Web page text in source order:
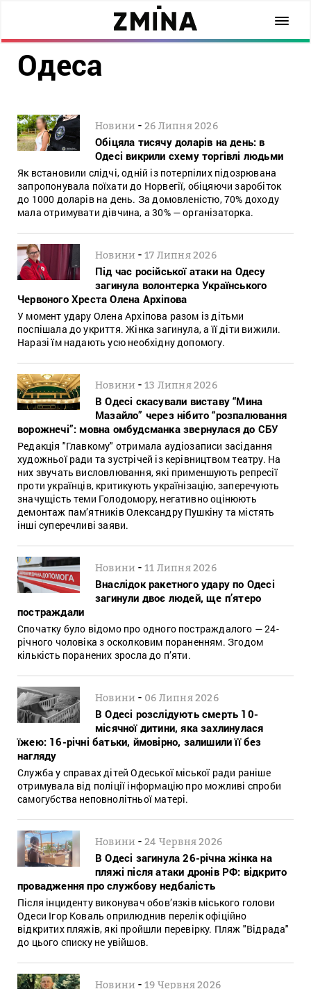
Одеса
Новини -26 Липня 2026
Обіцяла тисячу доларів на день: в
Одесі викрили схему торгівлі людьми
Як встановили слідчі, одній із потерпілих підозрювана
запропонувала поїхати до Норвегії, обіцяючи заробіток
до 1000 доларів на день. За домовленістю, 70% доходу
мала отримувати дівчина, а 30% — організаторка.
Новини -17 Липня 2026
Під час російської атаки на Одесу
загинула волонтерка Українського
Червоного Хреста Олена Архіпова
У момент удару Олена Архіпова разом із дітьми
поспішала до укриття. Жінка загинула, а її діти вижили.
Наразі їм надають усю необхідну допомогу.
Новини -13 Липня 2026
В Одесі скасували виставу “Мина
Мазайло” через нібито “розпалювання
ворожнечі”: мовна омбудсманка звернулася до СБУ
Редакція "Главкому" отримала аудіозаписи засідання
художньої ради та зустрічей із керівництвом театру. На
них звучать висловлювання, які применшують репресії
проти українців, критикують українізацію, заперечують
значущість теми Голодомору, негативно оцінюють
демонтаж пам’ятників Олександру Пушкіну та містять
інші суперечливі заяви.
Новини -11 Липня 2026
Внаслідок ракетного удару по Одесі
загинули двоє людей, ще п’ятеро
постраждали
Спочатку було відомо про одного постраждалого — 24-
річного чоловіка з осколковим пораненням. Згодом
кількість поранених зросла до п’яти.
Новини - 06 Липня 2026
В Одесі розслідують смерть 10-
місячної дитини, яка захлинулася
їжею: 16-річні батьки, ймовірно, залишили її без
нагляду
Служба у справах дітей Одеської міської ради раніше
отримувала від поліції інформацію про можливі спроби
самогубства неповнолітньої матері.
Новини -24 Червня 2026
В Одесі загинула 26-річна жінка на
пляжі після атаки дронів РФ: відкрито
провадження про службову недбалість
Після інциденту виконувач обов’язків міського голови
Одеси Ігор Коваль оприлюднив перелік офіційно
відкритих пляжів, які пройшли перевірку. Пляж "Відрада"
до цього списку не увійшов.
Новини -19 Червня 2026